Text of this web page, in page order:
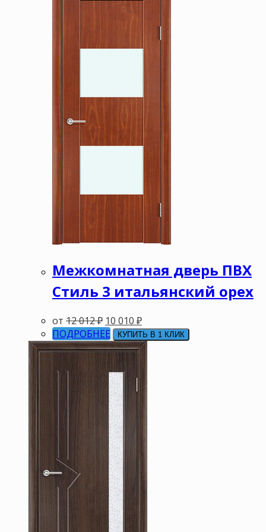
Межкомнатная дверь ПВХ
Стиль 3 итальянский орех
от 12 012₽ 10 010 ₽
ПОДРОБНЕЕ
КУПИТЬ В 1 КЛИК